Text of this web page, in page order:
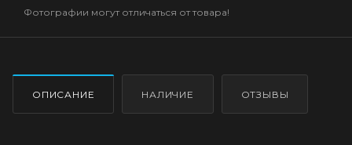
Фотографии могут отличаться от товара!
ОПИСАНИЕ НАЛИЧИЕ ОТЗЫВЫ